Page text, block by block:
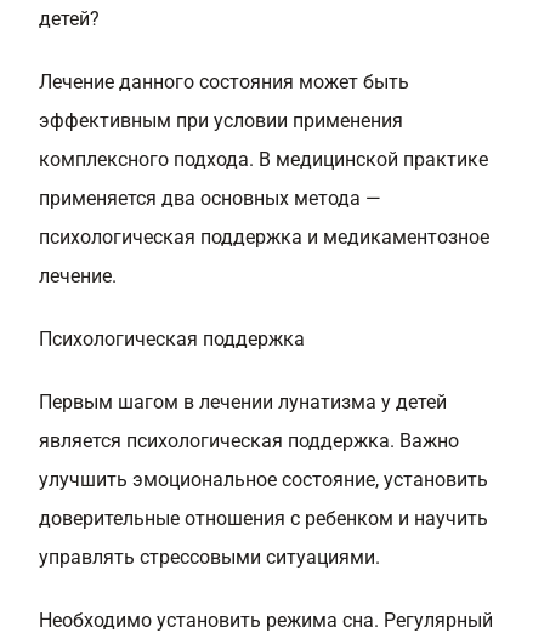
детей?
Лечение данного состояния может быть
эффективным при условии применения
комплексного подхода. В медицинской практике
применяется два основных метода —
психологическая поддержка и медикаментозное
лечение.
Психологическая поддержка
Первым шагом в лечении лунатизма у детей
является психологическая поддержка. Важно
улучшить эмоциональное состояние, установить
доверительные отношения с ребенком и научить
управлять стрессовыми ситуациями.
Необходимо установить режима сна. Регулярный